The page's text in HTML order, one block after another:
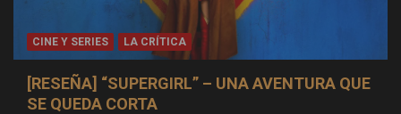
CINE Y SERIES LA CRÍTICA
[RESEÑA] “SUPERGIRL” – UNA AVENTURA QUE
SE QUEDA CORTA